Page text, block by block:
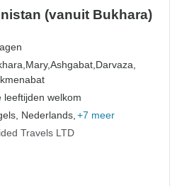
(vanuit Bukhara)
Mary,Ashgabat, Darvaza,
leeftijden welkom
Nederlands, +7 meer
Travels LTD